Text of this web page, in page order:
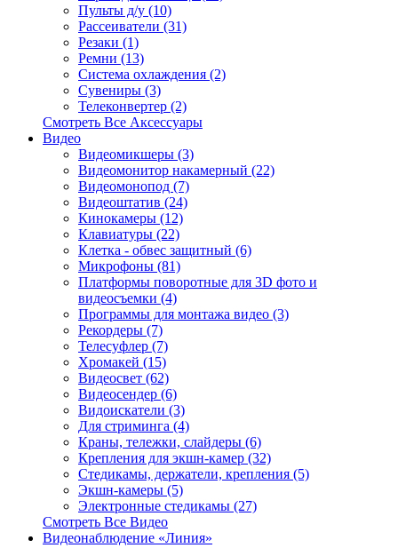
Пульты д/у (10)
Рассеиватели (31)
Резаки (1)
Ремни (13)
Система охлаждения (2)
Сувениры (3)
Телеконвертер (2)
Смотреть Все Аксессуары
Видео
Видеомикшеры (3)
Видеомонитор накамерный (22)
Видеомонопод (7)
Видеоштатив (24)
Кинокамеры (12)
Клавиатуры (22)
Клетка - обвес защитный (6)
Микрофоны (81)
Платформы поворотные для 3D фото и
видеосъемки (4)
Программы для монтажа видео (3)
Рекордеры (7)
Телесуфлер (7)
Хромакей (15)
Видеосвет (62)
Видеосендер (6)
Видоискатели (3)
Для стриминга (4)
Краны, тележки, слайдеры (6)
Крепления для экшн-камер (32)
Стедикамы, держатели, крепления (5)
Экшн-камеры (5)
Электронные стедикамы (27)
Смотреть Все Видео
Видеонаблюдение «Линия»